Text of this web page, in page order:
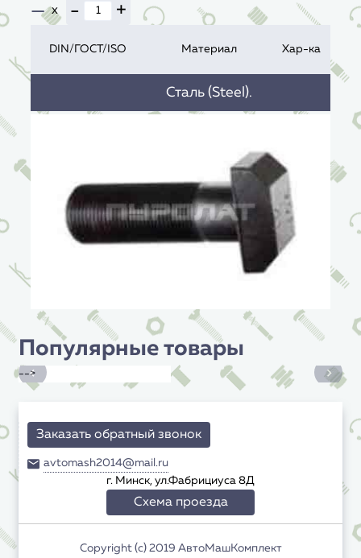
— x - +
DIN/ГОСТ/ISO Материал Хар-ка
Сталь (Steel).
Популярные товары
-->
Заказать обратный звонок
avtomash2014@mail.ru
г. Минск, ул.Фабрициуса 8Д
Схема проезда
Copyright (c) 2019 АвтоМашКомплект